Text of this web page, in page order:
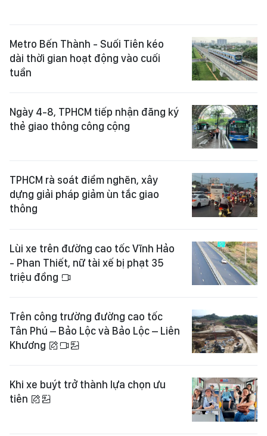
Metro Bến Thành - Suối Tiên kéo
dài thời gian hoạt động vào cuối
tuần
Ngày 4-8, TPHCM tiếp nhận đăng ký
thẻ giao thông công cộng
TPHCM rà soát điểm nghẽn, xây
dựng giải pháp giảm ùn tắc giao
thông
Lùi xe trên đường cao tốc Vĩnh Hảo
- Phan Thiết, nữ tài xế bị phạt 35
triệu đồng
Trên công trường đường cao tốc
Tân Phú – Bảo Lộc và Bảo Lộc – Liên
Khương
Khi xe buýt trở thành lựa chọn ưu
tiên